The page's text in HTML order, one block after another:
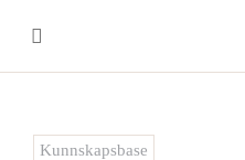
content
Kunnskapsbase